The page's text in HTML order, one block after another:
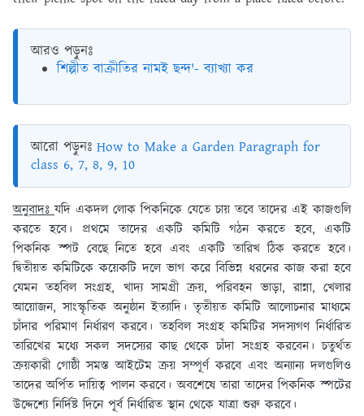
আরও পড়ুনঃ
শিল্পীত বাক্রীতির নামই ছন্দ'- ব্যাখ্যা কর
আরো পড়ুনঃ How to Make a Garden Paragraph for
class 6, 7, 8, 9, 10
অনুবাদঃযদি একদল লোক পিকনিকে যেতে চায় তবে তাদের এই কাজগুলি
করতে হবে। প্রথমে তাদের একটি কমিটি গঠন করতে হবে, একটি
পিকনিক স্পট বেছে নিতে হবে এবং একটি তারিখ ঠিক করতে হবে।
দ্বিতীয়ত কমিটিকে কয়েকটি দলে ভাগ করে বিভিন্ন ধরনের কাজ করা হবে
যেমন তহবিল সংগ্রহ, খাদ্য সামগ্রী ক্রয়, পরিবহন ভাড়া, রান্না, খেলার
আয়োজন, সাংস্কৃতিক অনুষ্ঠান ইত্যাদি। তৃতীয়ত কমিটি আলোচনার মাধ্যমে
চাঁদার পরিমাণ নির্ধারণ করবে। তহবিল সংগ্রহ কমিটির সদস্যগণ নির্ধারিত
তারিখের মধ্যে সকল সদস্যের কাছ থেকে চাঁদা সংগ্রহ করবেন। চতুর্থত
ক্রয়কারী গোষ্ঠী সমস্ত আইটেম ক্রয় সম্পূর্ণ করবে এবং অন্যান্য দলগুলিও
তাদের অর্পিত দায়িত্ব পালন করবে। অবশেষে তারা তাদের পিকনিক স্পটের
উদ্দেশ্যে নির্দিষ্ট দিনে পূর্ব নির্ধারিত স্থান থেকে যাত্রা শুরু করবে।